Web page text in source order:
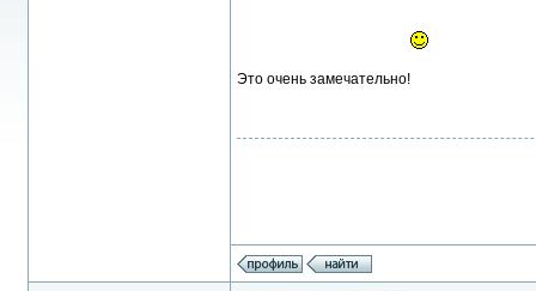
Это очень замечательно!